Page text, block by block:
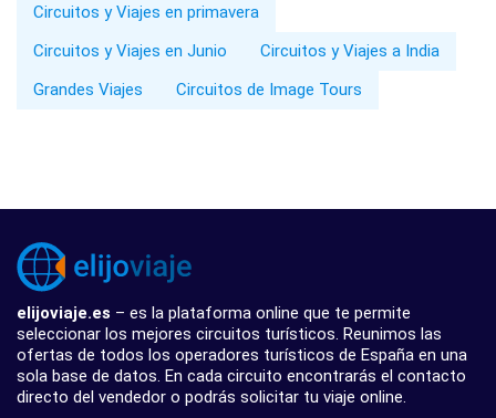
Circuitos y Viajes en primavera
Circuitos y Viajes en Junio
Circuitos y Viajes a India
Grandes Viajes
Circuitos de Image Tours
elijoviaje.es – es la plataforma online que te permite
seleccionar los mejores circuitos turísticos. Reunimos las
ofertas de todos los operadores turísticos de España en una
sola base de datos. En cada circuito encontrarás el contacto
directo del vendedor o podrás solicitar tu viaje online.